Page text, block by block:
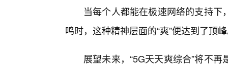
当每个人都能在极速网络的支持
鸣时，这种精神层面的“爽”便达到了顶
展望未来，“5G天天爽综合”将不